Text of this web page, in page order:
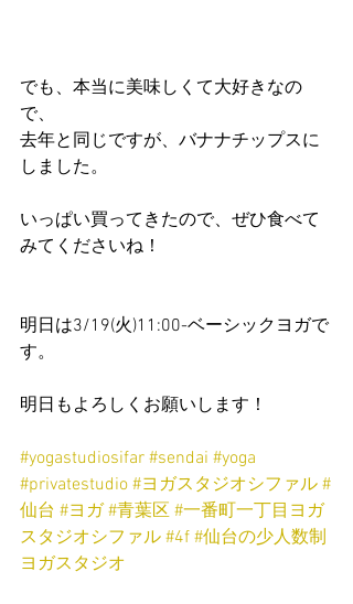
でも、本当に美味しくて大好きなの
で、
去年と同じですが、バナナチップスに
しました。
いっぱい買ってきたので、ぜひ食べて
みてくださいね！
明日は3/19(火)11:00-ベーシックヨガで
す。
明日もよろしくお願いします！
#yogastudiosifar #sendai #yoga
#privatestudio #ヨガスタジオシファル #
仙台 #ヨガ #青葉区 #一番町一丁目ヨガ
スタジオシファル #4f #仙台の少人数制
ヨガスタジオ